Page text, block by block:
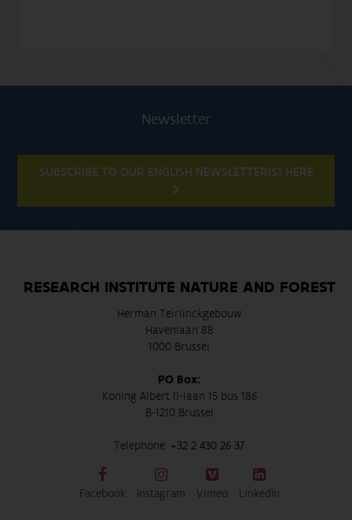
Newsletter
SUBSCRIBE TO OUR ENGLISH NEWSLETTER(S) HERE
RESEARCH INSTITUTE NATURE AND FOREST
Herman Teirlinckgebouw
Havenlaan 88
1000 Brussel
PO Box:
Koning Albert II-laan 15 bus 186
B-1210 Brussel
Telephone: +32 2 430 26 37
Facebook Instagram Vimeo LinkedIn